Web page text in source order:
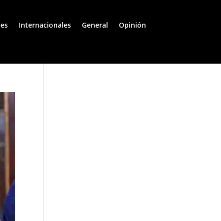
Internacionales General Opinión